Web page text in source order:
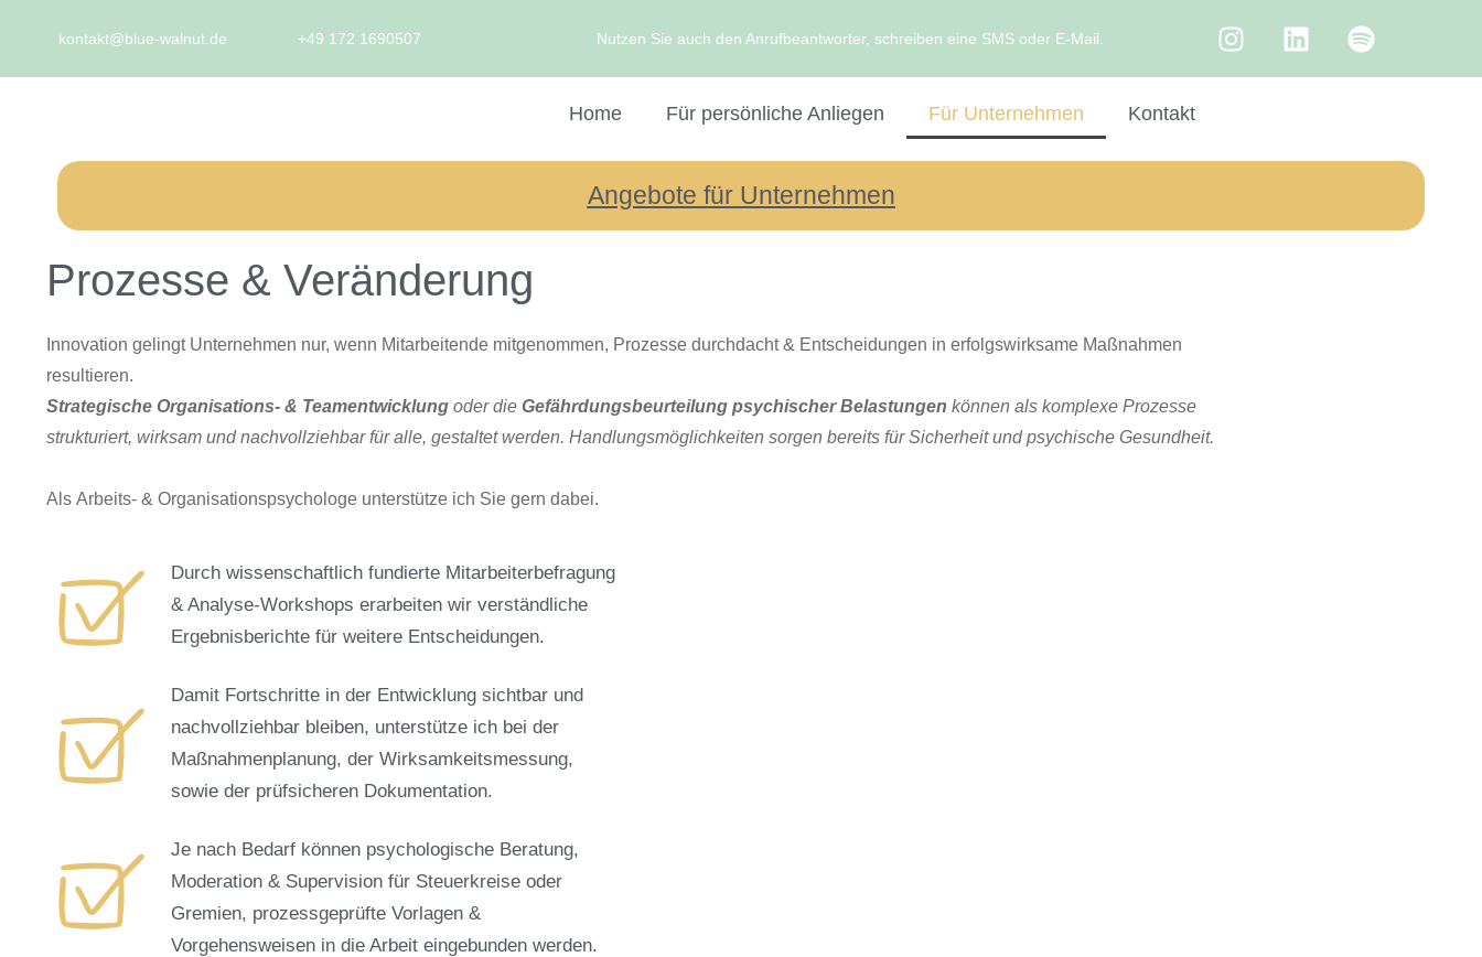
kontakt@blue-walnut.de +49 172 1690507 Nutzen Sie auch den Anrufbeantworter, schreiben eine SMS oder E-Mail.
Home Für persönliche Anliegen Für Unternehmen Kontakt
Angebote für Unternehmen
Prozesse & Veränderung
Innovation gelingt Unternehmen nur, wenn Mitarbeitende mitgenommen, Prozesse durchdacht & Entscheidungen in erfolgswirksame Maßnahmen
resultieren.
Strategische Organisations- & Teamentwicklung oder die Gefährdungsbeurteilung psychischer Belastungen können als komplexe Prozesse
strukturiert, wirksam und nachvollziehbar für alle, gestaltet werden. Handlungsmöglichkeiten sorgen bereits für Sicherheit und psychische Gesundheit.
Als Arbeits- & Organisationspsychologe unterstütze ich Sie gern dabei.
Durch wissenschaftlich fundierte Mitarbeiterbefragung
& Analyse-Workshops erarbeiten wir verständliche
Ergebnisberichte für weitere Entscheidungen.
Damit Fortschritte in der Entwicklung sichtbar und
nachvollziehbar bleiben, unterstütze ich bei der
Maßnahmenplanung, der Wirksamkeitsmessung,
sowie der prüfsicheren Dokumentation.
Je nach Bedarf können psychologische Beratung,
Moderation & Supervision für Steuerkreise oder
Gremien, prozessgeprüfte Vorlagen &
Vorgehensweisen in die Arbeit eingebunden werden.